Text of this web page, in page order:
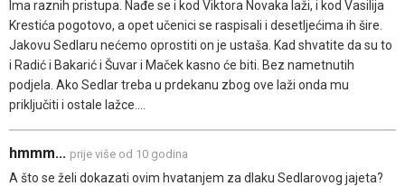
Ima raznih pristupa. Nađe se i kod Viktora Novaka laži, i kod Vasilija
Krestića pogotovo, a opet učenici se raspisali i desetljećima ih šire.
Jakovu Sedlaru nećemo oprostiti on je ustaša. Kad shvatite da su to
i Radić i Bakarić i Šuvar i Maček kasno će biti. Bez nametnutih
podjela. Ako Sedlar treba u prdekanu zbog ove laži onda mu
priključiti i ostale lažce....
hmmm... prije više od 10 godina
A što se želi dokazati ovim hvatanjem za dlaku Sedlarovog jajeta?